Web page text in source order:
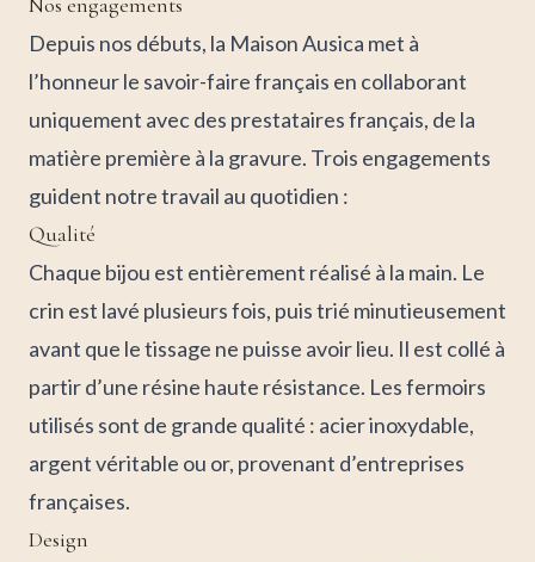
Depuis nos débuts, la Maison Ausica met à
l’honneur le savoir-faire français en collaborant
uniquement avec des prestataires français, de la
matière première à la gravure. Trois engagements
guident notre travail au quotidien :
Qualité
Chaque bijou est entièrement réalisé à la main. Le
crin est lavé plusieurs fois, puis trié minutieusement
avant que le tissage ne puisse avoir lieu. Il est collé à
partir d’une résine haute résistance. Les fermoirs
utilisés sont de grande qualité : acier inoxydable,
argent véritable ou or, provenant d’entreprises
françaises.
Design